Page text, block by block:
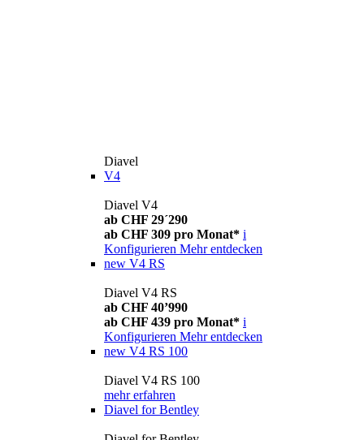
Diavel
V4
Diavel V4
ab CHF 29´290
ab CHF 309 pro Monat* i
Konfigurieren Mehr entdecken
new V4 RS
Diavel V4 RS
ab CHF 40’990
ab CHF 439 pro Monat* i
Konfigurieren Mehr entdecken
new V4 RS 100
Diavel V4 RS 100
mehr erfahren
Diavel for Bentley